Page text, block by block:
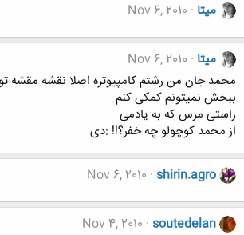
میتا Nov 6, 2010
میتا Nov 6, 2010
محمد جان من رشتم کامپیوتره اصلا نقشه مقشه
ببخش نمیتونم کمکی کنم
راستی مرس که به یادمی
از محمد کوچولو چه خفر؟!! :دی
shirin.agro
Nov 6, 2010
soutedelan
Nov 4, 2010